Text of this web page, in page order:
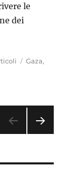
le
dei
Tag
Gaza,
CESS